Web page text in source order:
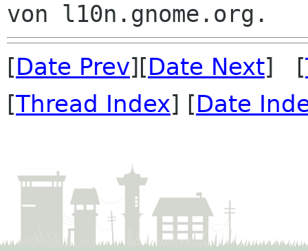
[Date Prev][Date Next] [
[Thread Index] [Date